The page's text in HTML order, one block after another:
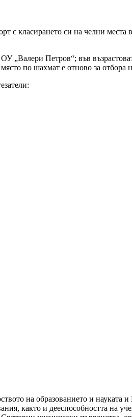
с класирането си на челни
„Валери Петров“; във
по шахмат е отново за
на образованието и науката
както и дееспособността на